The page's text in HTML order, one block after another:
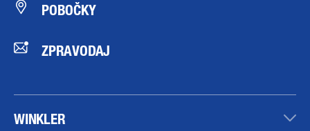
POBOČKY
ZPRAVODAJ
WINKLER